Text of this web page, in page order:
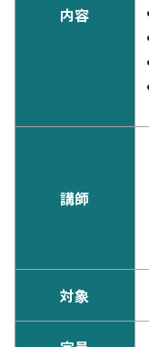
内容
講師
対象